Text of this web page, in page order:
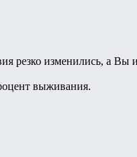
резко изменились, а Вы
выживания.